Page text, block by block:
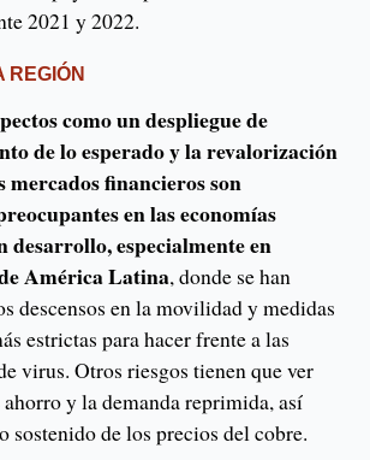
2021 y 2022.
REGIÓN
como un despliegue de
de lo esperado y la revalorización
mercados financieros son
en las economías
desarrollo, especialmente en
América Latina, donde se han
descensos en la movilidad y medidas
estrictas para hacer frente a las
virus. Otros riesgos tienen que ver
ahorro y la demanda reprimida, así
sostenido de los precios del cobre.